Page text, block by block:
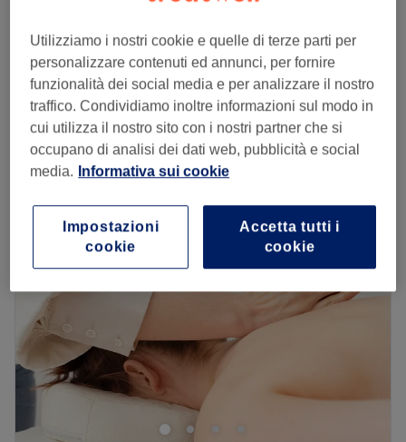
schiuma colorata
15 min
€ 10
Trattamento Detox Blond
1 ora 15 min
€ 45
Visualizzazione rapida dei dettagli del salone
Lunedì
Martedì
08:30–19:30
Mercoledì
08:30–19:30
Giovedì
08:30–
Venerdì
08:00–19:30
Sabato
07:30–14:30
Domenica
Chiuso
Acconciature Lorenza è in Via Santa Maria 4, a Campi
Bisenzio in provincia di Firenze, ed è stato inaugurato nel
Trasporto pubblico più vicino:
Utilizziamo i nostri cookie e quelle di terze parti per
personalizzare contenuti ed annunci, per fornire
funzionalità dei social media e per analizzare il nostro
traffico. Condividiamo inoltre informazioni sul modo in
cui utilizza il nostro sito con i nostri partner che si
occupano di analisi dei dati web, pubblicità e social
media. Informativa sui cookie
Accetta tutti i
cookie
Impostazioni
cookie